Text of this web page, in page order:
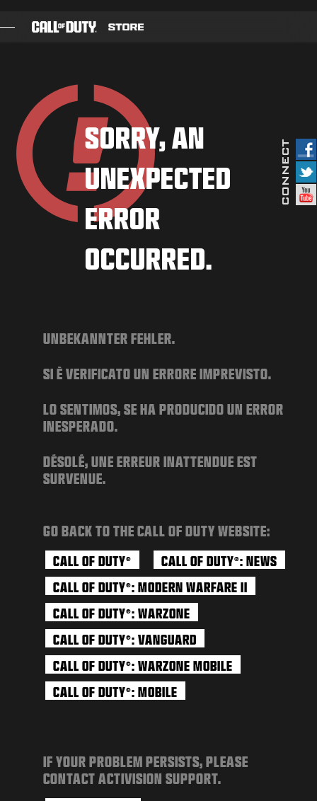
KARNET BOJOWY
CZARNA KOMÓRKA
PUNKTY COD
SKLEP Z GADŻETAMI
COMBAT BUILDS
LOGOWANIE|ZAŁÓŻ KONTO
SORRY, AN
UNEXPECTED
ERROR
OCCURRED.
UNBEKANNTER FEHLER.
SI È VERIFICATO UN ERRORE IMPREVISTO.
LO SENTIMOS, SE HA PRODUCIDO UN ERROR
INESPERADO.
DÉSOLÉ, UNE ERREUR INATTENDUE EST
SURVENUE.
GO BACK TO THE CALL OF DUTY WEBSITE:
CALL OF DUTY® CALL OF DUTY®: NEWS
CALL OF DUTY®: MODERN WARFARE II
CALL OF DUTY®: WARZONE
CALL OF DUTY®: VANGUARD
CALL OF DUTY®: WARZONE MOBILE
CALL OF DUTY®: MOBILE
IF YOUR PROBLEM PERSISTS, PLEASE
CONTACT ACTIVISION SUPPORT.